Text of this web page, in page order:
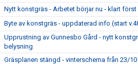
Nytt konstgräs - Arbetet börjar nu - klart först
Byte av konstgräs - uppdaterad info (start
Upprustning av Gunnesbo Gård - nytt
belysning
Gräsplanen stängd - vinterschema från 23/10